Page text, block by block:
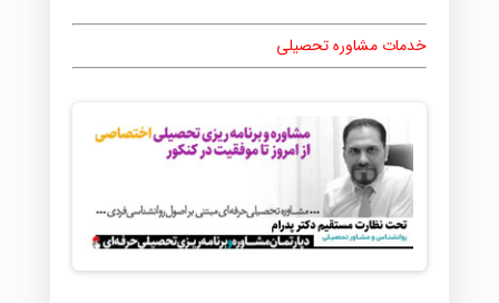
خدمات مشاوره تحصیلی